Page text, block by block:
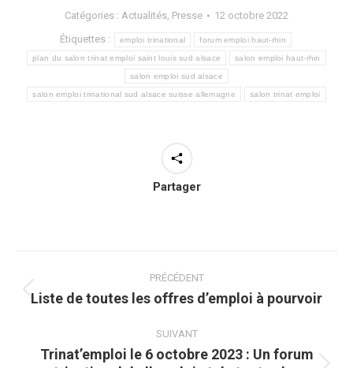
Catégories : Actualités Presse 12 octobre 2022
Étiquettes : emploi trinational forum emploi haut-rhin
plan du salon trinat emploi saint louis sud alsace salon emploi haut-rhin
salon emploi sud alsace
salon emploi trinational sud alsace suisse allemagne salon trinat emploi
Partager
article
PRÉCÉDENT
Article
:
Liste de toutes les offres d’emploi à pourvoir
SUIVANT
Trinat’emploi le 6 octobre 2023 : Un forum